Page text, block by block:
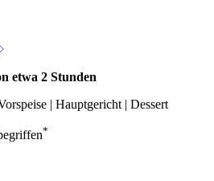
etwa 2 Stunden
| Hauptgericht | Dessert
*